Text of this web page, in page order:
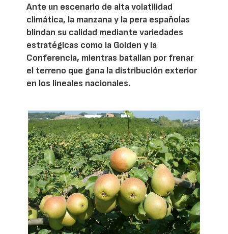
Ante un escenario de alta volatilidad
climática, la manzana y la pera españolas
blindan su calidad mediante variedades
estratégicas como la Golden y la
Conferencia, mientras batallan por frenar
el terreno que gana la distribución exterior
en los lineales nacionales.